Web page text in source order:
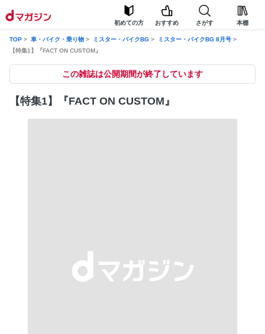
初めての方 おすすめ さがす 本棚
TOP 車・バイク・乗り物 ミスター・バイクBG
ミスター・バイクBG 8月号
【特集1】『FACT ON CUSTOM』
この雑誌は公開期間が終了しています
【特集1】『FACT ON CUSTOM』